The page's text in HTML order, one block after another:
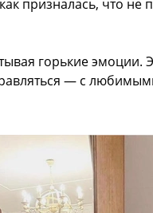
призналась, что
горькие эмоции.
— с